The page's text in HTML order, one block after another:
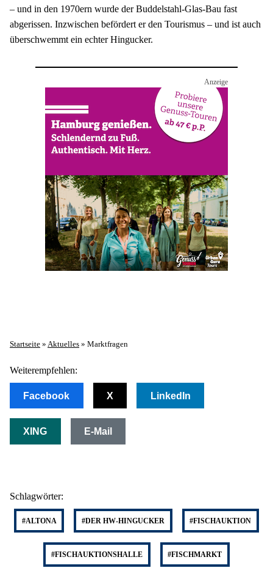
– und in den 1970ern wurde der Buddelstahl-Glas-Bau fast
abgerissen. Inzwischen befördert er den Tourismus – und ist auch
überschwemmt ein echter Hingucker.
Startseite » Aktuelles » Marktfragen
Weiterempfehlen:
Facebook X LinkedIn
XING E-Mail
Schlagwörter:
#ALTONA #DER HW-HINGUCKER #FISCHAUKTION
#FISCHAUKTIONSHALLE #FISCHMARKT